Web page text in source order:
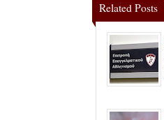
Related Posts